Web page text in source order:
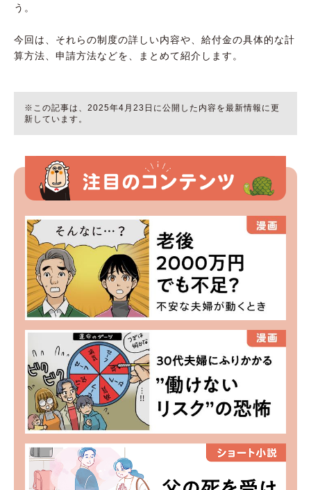
う。
今回は、それらの制度の詳しい内容や、給付金の具体的な計
算方法、申請方法などを、まとめて紹介します。
※この記事は、2025年4月23日に公開した内容を最新情報に更
新しています。